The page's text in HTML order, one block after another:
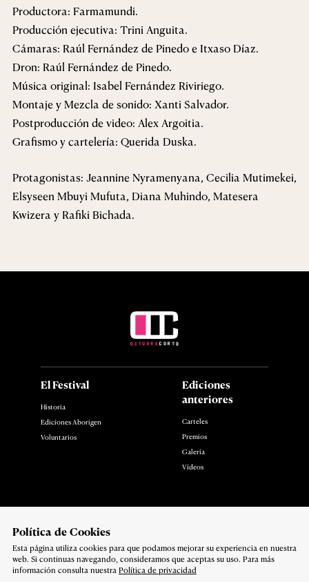
Polí­tica de Cookies
Esta página utiliza cookies para que podamos mejorar su experiencia en nuestra
web. Si continuas navegando, consideramos que aceptas su uso. Para más
información consulta nuestra Política de privacidad
Productora: Farmamundi.
Producción ejecutiva: Trini Anguita.
Cámaras: Raúl Fernández de Pinedo e Itxaso Díaz.
Dron: Raúl Fernández de Pinedo.
Música original: Isabel Fernández Riviriego.
Montaje y Mezcla de sonido: Xanti Salvador.
Postproducción de video: Alex Argoitia.
Grafismo y cartelería: Querida Duska.
Protagonistas: Jeannine Nyramenyana, Cecilia Mutimekei,
Elsyseen Mbuyi Mufuta, Diana Muhindo, Matesera
Kwizera y Rafiki Bichada.
El Festival
Historia
Ediciones Aborigen
Voluntarios
Ediciones
anteriores
Carteles
Premios
Galería
Vídeos
Política de privacidad
Copyright 2026
Síguenos en: